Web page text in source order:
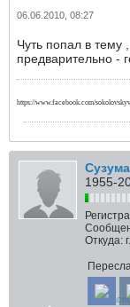
06.06.2010, 08:27
Чуть попал в тему
предварительно -
https://www.facebook.com/
1955-
Откуда: